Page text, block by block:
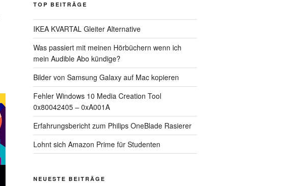
TOP BEITRÄGE
IKEA KVARTAL Gleiter Alternative
Was passiert mit meinen Hörbüchern wenn ich
mein Audible Abo kündige?
Bilder von Samsung Galaxy auf Mac kopieren
Fehler Windows 10 Media Creation Tool
0x80042405 – 0xA001A
Erfahrungsbericht zum Philips OneBlade Rasierer
Lohnt sich Amazon Prime für Studenten
NEUESTE BEITRÄGE